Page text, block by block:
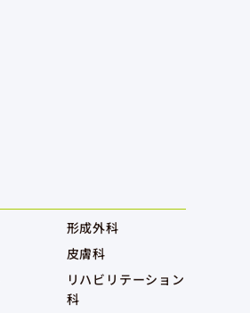
形成外科
皮膚科
リハビリテーション
科